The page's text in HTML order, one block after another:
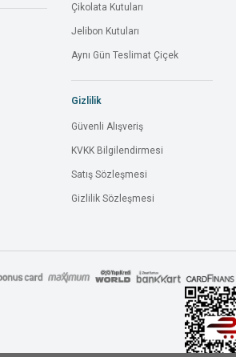
Çikolata Kutuları
Jelibon Kutuları
Aynı Gün Teslimat Çiçek
Gizlilik
Güvenli Alışveriş
KVKK Bilgilendirmesi
Satış Sözleşmesi
Gizlilik Sözleşmesi